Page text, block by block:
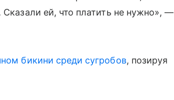
ей, что платить не нужно», —
бикини среди сугробов, позируя